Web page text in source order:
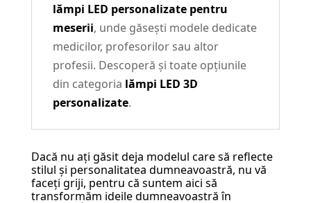
lămpi LED personalizate pentru
meserii, unde găsești modele dedicate
medicilor, profesorilor sau altor
profesii. Descoperă și toate opțiunile
din categoria lămpi LED 3D
personalizate.
Dacă nu ați găsit deja modelul care să reflecte
stilul și personalitatea dumneavoastră, nu vă
faceți griji, pentru că suntem aici să
transformăm ideile dumneavoastră în